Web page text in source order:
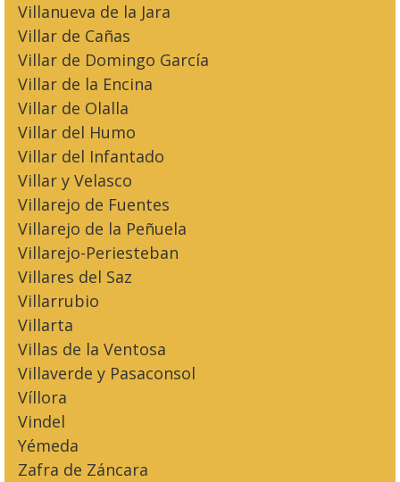
Villanueva de la Jara
Villar de Cañas
Villar de Domingo García
Villar de la Encina
Villar de Olalla
Villar del Humo
Villar del Infantado
Villar y Velasco
Villarejo de Fuentes
Villarejo de la Peñuela
Villarejo-Periesteban
Villares del Saz
Villarrubio
Villarta
Villas de la Ventosa
Villaverde y Pasaconsol
Víllora
Vindel
Yémeda
Zafra de Záncara